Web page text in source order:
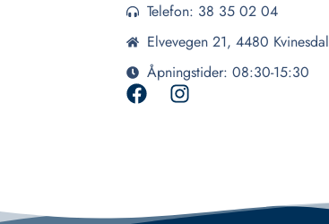
Telefon: 38 35 02 04
Elvevegen 21, 4480 Kvinesdal
Åpningstider: 08:30-15:30